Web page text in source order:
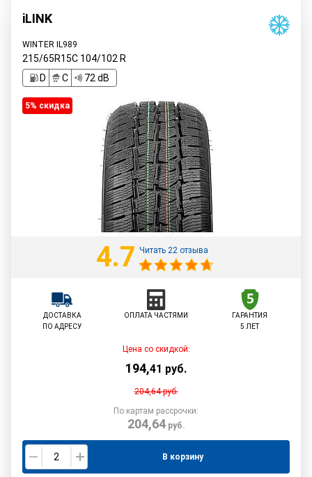
iLINK
WINTER IL989
215/65R15C 104/102 R
D
C 72 dB
5% cкидка
4.7 Читать 22 отзыва
ДОСТАВКА
ПО АДРЕСУ
ОПЛАТА ЧАСТЯМИ
ГАРАНТИЯ
5 ЛЕТ
Цена со скидкой:
194,41 руб.
204,64руб.
По картам рассрочки:
204,64руб.
В корзину